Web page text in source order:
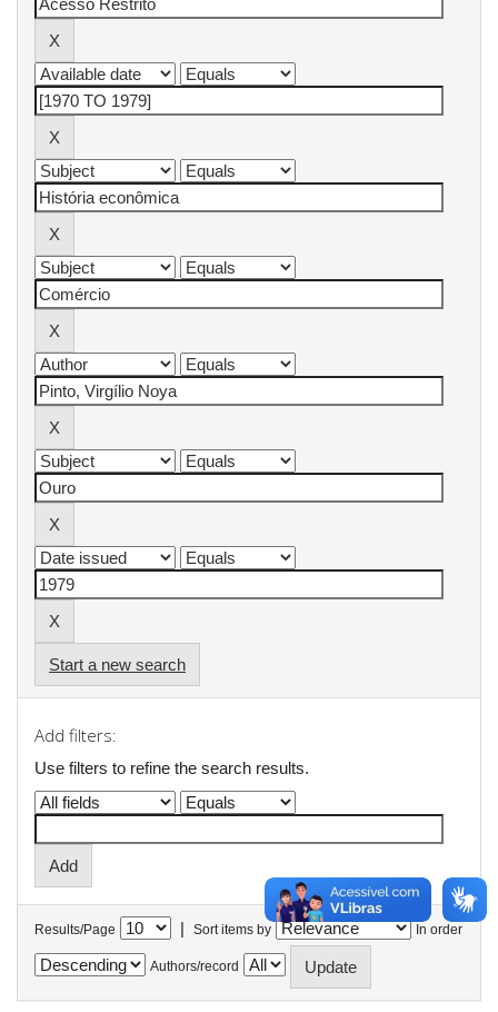
Start a new search
Add filters:
Use filters to refine the search results.
Results/Page | Sort items by In order
Authors/record